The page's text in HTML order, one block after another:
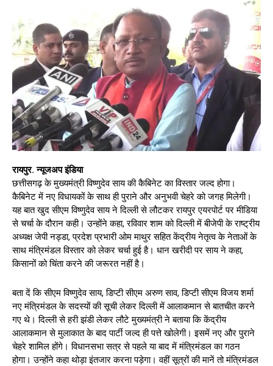
रायपुर. न्यूजअप इंडिया
छत्तीसगढ़ के मुख्यमंत्री विष्णुदेव साय की कैबिनेट का विस्तार जल्द होगा।
कैबिनेट में नए विधायकों के साथ ही पुराने और अनुभवी चेहरे को जगह मिलेगी।
यह बात खुद सीएम विष्णुदेव साय ने दिल्ली से लौटकर रायपुर एयरपोर्ट पर मीडिया
से चर्चा के दौरान कही। उन्होंने कहा, रविवार शाम को दिल्ली में बीजेपी के राष्ट्रीय
अध्यक्ष जेपी नड्डा, प्रदेश प्रभारी ओम माथुर सहित केंद्रीय नेतृत्व के नेताओं के
साथ मंत्रिमंडल विस्तार को लेकर चर्चा हुई है। धान खरीदी पर साय ने कहा,
किसानों को चिंता करने की जरूरत नहीं है।
बता दें कि सीएम विष्णुदेव साय, डिप्टी सीएम अरुण साव, डिप्टी सीएम विजय शर्मा
नए मंत्रिमंडल के सदस्यों की सूची लेकर दिल्ली में आलाकमान से बातचीत करने
गए थे। दिल्ली से हरी झंडी लेकर लौटे मुख्यमंत्री ने बताया कि केंद्रीय
आलाकमान से मुलाकात के बाद पार्टी जल्द ही पत्ते खोलेगी। इसमें नए और पुराने
चेहरे शामिल होंगे। विधानसभा सत्र से पहले या बाद में मंत्रिमंडल का गठन
होगा। उन्होंने कहा थोड़ा इंतजार करना पड़ेगा। वहीं सूत्रों की मानें तो मंत्रिमंडल